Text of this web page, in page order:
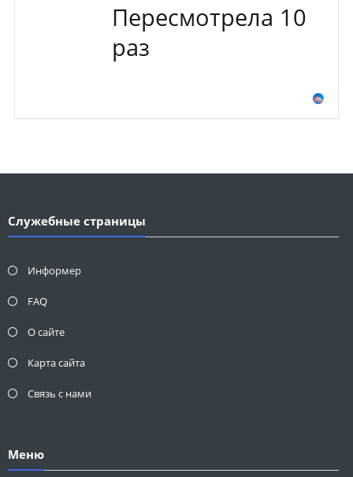
Пересмотрела 10
раз
Служебные страницы
Информер
FAQ
О сайте
Карта сайта
Связь с нами
Меню